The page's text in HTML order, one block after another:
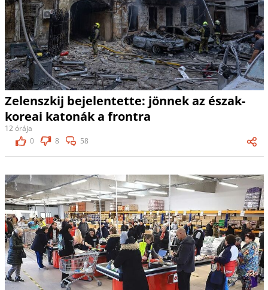
Zelenszkij bejelentette: jönnek az észak-
koreai katonák a frontra
12 órája
0
8 58